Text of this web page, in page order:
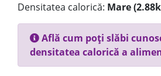
Densitatea calorică: Mare
Află cum poți slăbi
densitatea calorică a